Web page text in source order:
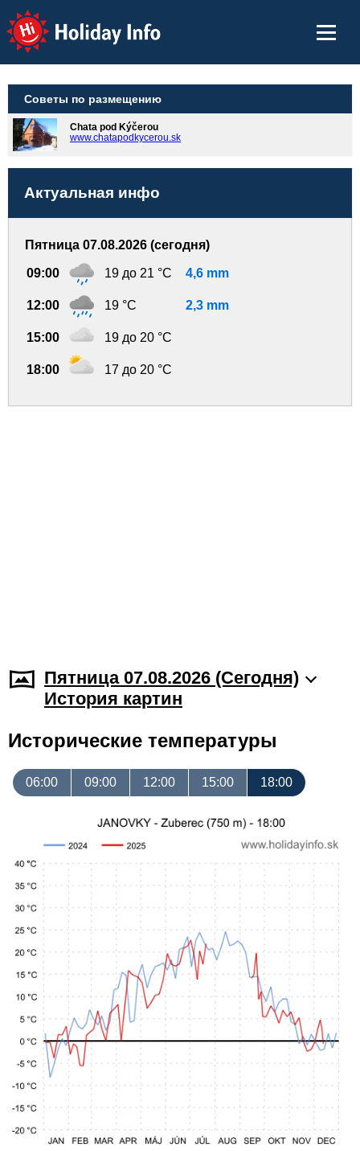
Holiday Info
Советы по размещению
Chata pod Kýčerou
www.chatapodkycerou.sk
Актуальная инфо
Пятница 07.08.2026 (сегодня)
09:00 19 до 21 °C 4,6 mm
12:00 19 °C 2,3 mm
15:00 19 до 20 °C
18:00 17 до 20 °C
Пятница 07.08.2026 (Cегодня)
История картин
Исторические температуры
06:00 09:00 12:00 15:00 18:00